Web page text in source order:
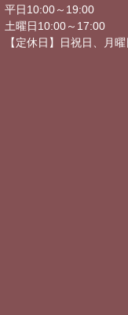
平日10:00～19:00
土曜日10:00～17:00
【定休日】日祝日、月曜